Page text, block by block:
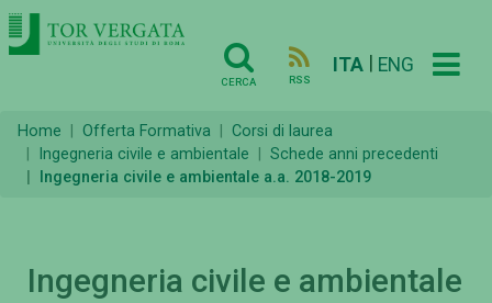
CERCA RSS
ITA ENG
Home Offerta Formativa
Corsi di laurea
Ingegneria civile e ambientale
Schede anni precedenti
Ingegneria civile e ambientale a.a. 2018-2019
Ingegneria civile e ambientale